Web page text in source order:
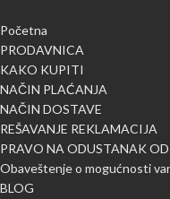
Početna
PRODAVNICA
KAKO KUPITI
NAČIN PLAĆANJA
NAČIN DOSTAVE
REŠAVANJE REKLAMACIJA
PRAVO NA ODUSTANAK
Obaveštenje o mogućnosti
BLOG